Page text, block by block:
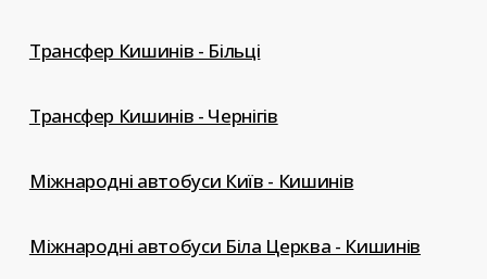
Трансфер Кишинів - Більці
Трансфер Кишинів - Чернігів
Міжнародні автобуси Київ - Кишинів
Міжнародні автобуси Біла Церква - Кишинів